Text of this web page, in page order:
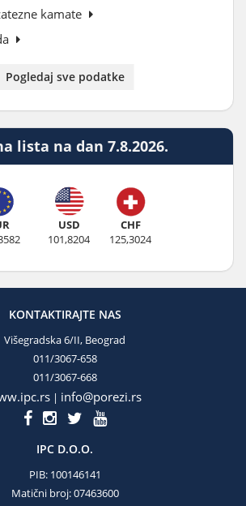
kamate
Pogledaj sve podatke
lista na dan 7.8.2026.
USD
101,8204
CHF
125,3024
KONTAKTIRAJTE NAS
Višegradska 6/II, Beograd
011/3067-658
011/3067-668
| info@porezi.rs
IPC D.O.O.
PIB: 100146141
Matični broj: 07463600